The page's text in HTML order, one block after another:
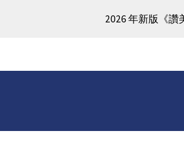
Skip to main content
2026 年新版《讚